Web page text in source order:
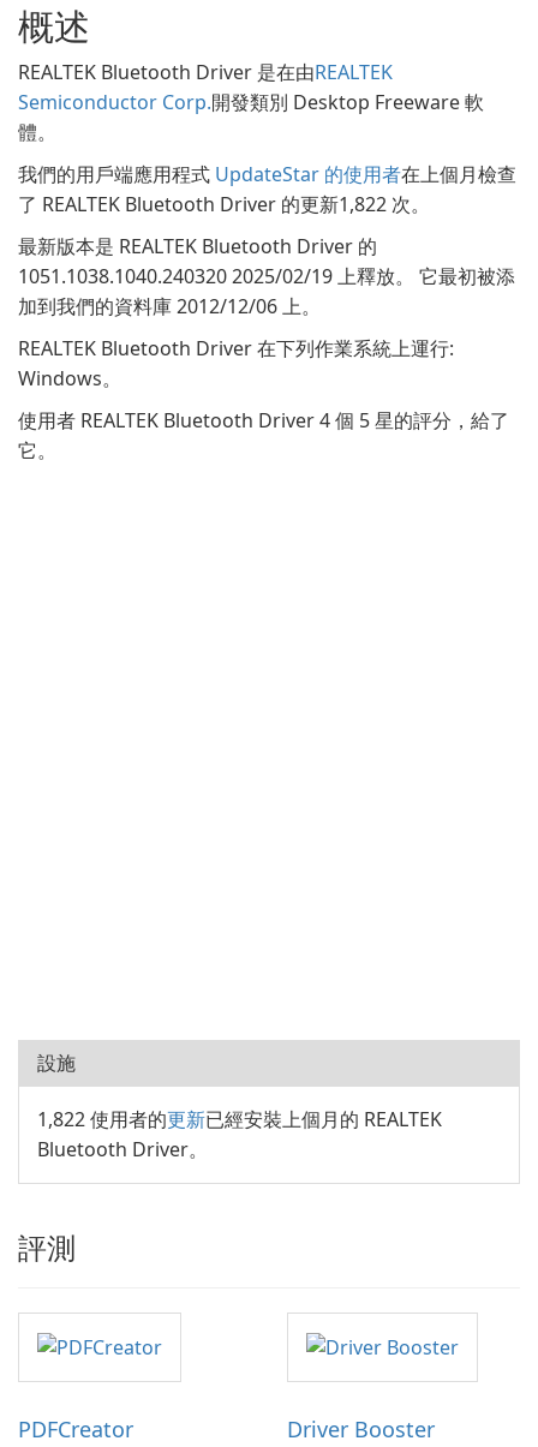
概述
REALTEK Bluetooth Driver 是在由REALTEK
Semiconductor Corp.開發類別 Desktop Freeware 軟
體。
我們的用戶端應用程式 UpdateStar 的使用者在上個月檢查
了 REALTEK Bluetooth Driver 的更新1,822 次。
最新版本是 REALTEK Bluetooth Driver 的
1051.1038.1040.240320 2025/02/19 上釋放。 它最初被添
加到我們的資料庫 2012/12/06 上。
REALTEK Bluetooth Driver 在下列作業系統上運行:
Windows。
使用者 REALTEK Bluetooth Driver 4 個 5 星的評分，給了
它。
設施
1,822 使用者的更新已經安裝上個月的 REALTEK
Bluetooth Driver。
評測
PDFCreator Driver Booster